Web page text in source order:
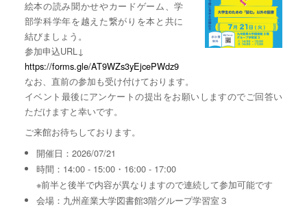
絵本の読み聞かせやカードゲーム、学
部学科学年を越えた繋がりを本と共に
結びましょう。
参加申込URL↓
https://forms.gle/AT9WZs3yEjcePWdz9
なお、直前の参加も受け付けております。
イベント最後にアンケートの提出をお願いしますのでご回答い
ただけますと幸いです。
ご来館お待ちしております。
開催日：2026/07/21
時間：14:00 - 15:00・16:00 - 17:00
※前半と後半で内容が異なりますので連続して参加可能です
会場：九州産業大学図書館3階グループ学習室３